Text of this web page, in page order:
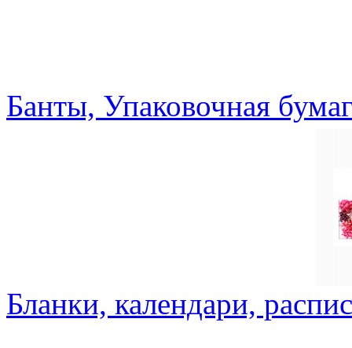
Банты, Упаковочная
Бланки, календари,